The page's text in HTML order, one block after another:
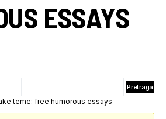
ESSAYS
teme: free humorous essays